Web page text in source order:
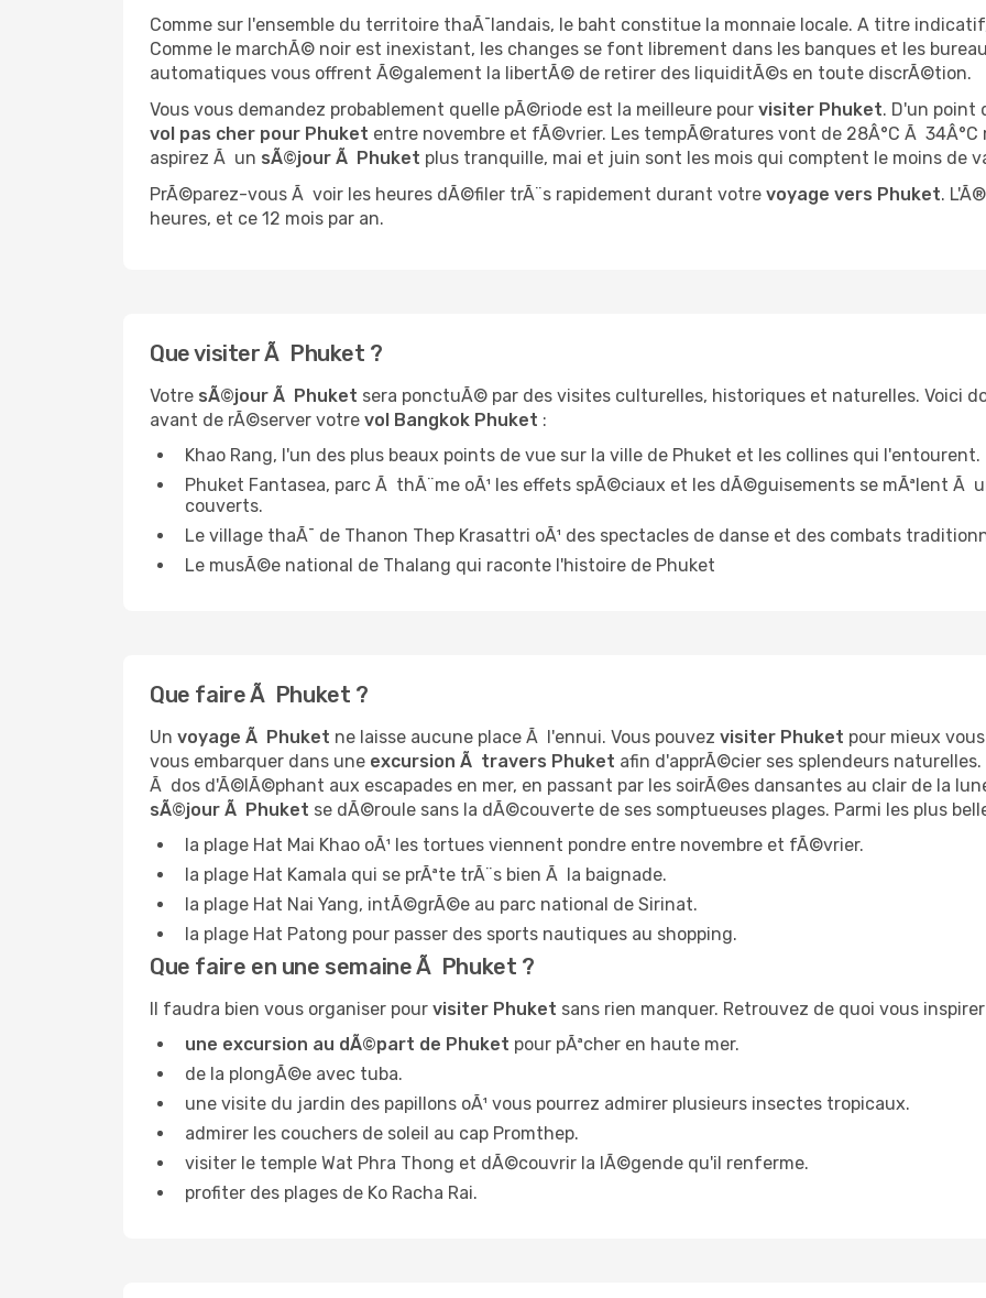
Comme sur l'ensemble du territoire thaÃ¯landais, le baht constitue la monnaie locale. A titre
Comme le marchÃ© noir est inexistant, les changes se font librement dans les banques et les
automatiques vous offrent Ã©galement la libertÃ© de retirer des liquiditÃ©s en toute discrÃ©tion.
Vous vous demandez probablement quelle pÃ©riode est la meilleure pour visiter Phuket. D'un point
vol pas cher pour Phuket entre novembre et fÃ©vrier. Les tempÃ©ratures vont de 28Â°C Ã
aspirez Ã un sÃ©jour Ã Phuket plus tranquille, mai et juin sont les mois qui comptent le moins de
PrÃ©parez-vous Ã voir les heures dÃ©filer trÃ¨s rapidement durant votre voyage vers Phuket.
heures, et ce 12 mois par an.
Que visiter Ã Phuket ?
Votre sÃ©jour Ã Phuket sera ponctuÃ© par des visites culturelles, historiques et naturelles. Voici
avant de rÃ©server votre vol Bangkok Phuket :
Khao Rang, l'un des plus beaux points de vue sur la ville de Phuket et les collines qui l'entourent.
Phuket Fantasea, parc Ã thÃ¨me oÃ¹ les effets spÃ©ciaux et les dÃ©guisements se mÃªlent
couverts.
Le village thaÃ¯ de Thanon Thep Krasattri oÃ¹ des spectacles de danse et des combats
Le musÃ©e national de Thalang qui raconte l'histoire de Phuket
Que faire Ã Phuket ?
Un voyage Ã Phuket ne laisse aucune place Ã l'ennui. Vous pouvez visiter Phuket pour mieux
vous embarquer dans une excursion Ã travers Phuket afin d'apprÃ©cier ses splendeurs
Ã dos d'Ã©lÃ©phant aux escapades en mer, en passant par les soirÃ©es dansantes au clair de la
sÃ©jour Ã Phuket se dÃ©roule sans la dÃ©couverte de ses somptueuses plages. Parmi les plus
la plage Hat Mai Khao oÃ¹ les tortues viennent pondre entre novembre et fÃ©vrier.
la plage Hat Kamala qui se prÃªte trÃ¨s bien Ã la baignade.
la plage Hat Nai Yang, intÃ©grÃ©e au parc national de Sirinat.
la plage Hat Patong pour passer des sports nautiques au shopping.
Que faire en une semaine Ã Phuket ?
Il faudra bien vous organiser pour visiter Phuket sans rien manquer. Retrouvez de quoi vous inspirer
une excursion au dÃ©part de Phuket pour pÃªcher en haute mer.
de la plongÃ©e avec tuba.
une visite du jardin des papillons oÃ¹ vous pourrez admirer plusieurs insectes tropicaux.
admirer les couchers de soleil au cap Promthep.
visiter le temple Wat Phra Thong et dÃ©couvrir la lÃ©gende qu'il renferme.
profiter des plages de Ko Racha Rai.